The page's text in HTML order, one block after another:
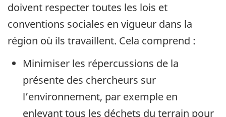
doivent respecter toutes les lois et
conventions sociales en vigueur dans la
région où ils travaillent. Cela comprend :
Minimiser les répercussions de la
présente des chercheurs sur
l’environnement, par exemple en
enlevant tous les déchets du terrain pour